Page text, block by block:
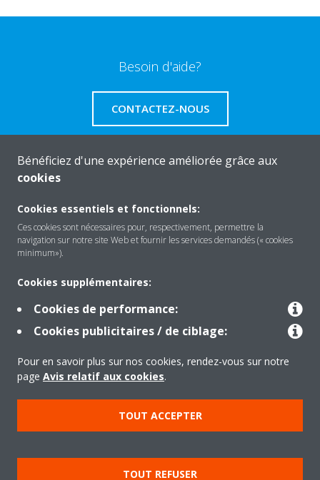
Besoin d'aide?
CONTACTEZ-NOUS
Solutions
Contact
Outils
Copyright © Daikin
Mentions légales
Avis relatif aux cookies
Politique de Protection des Données
Éthique de l'entreprise
Directives sur la "Nétiquette"
Bénéficiez d'une expérience améliorée grâce aux
cookies
Cookies essentiels et fonctionnels:
Ces cookies sont nécessaires pour, respectivement, permettre la
navigation sur notre site Web et fournir les services demandés (« cookies
minimum»).
Cookies supplémentaires:
Cookies de performance:
Cookies publicitaires / de ciblage:
Pour en savoir plus sur nos cookies, rendez-vous sur notre
page Avis relatif aux cookies.
TOUT ACCEPTER
TOUT REFUSER